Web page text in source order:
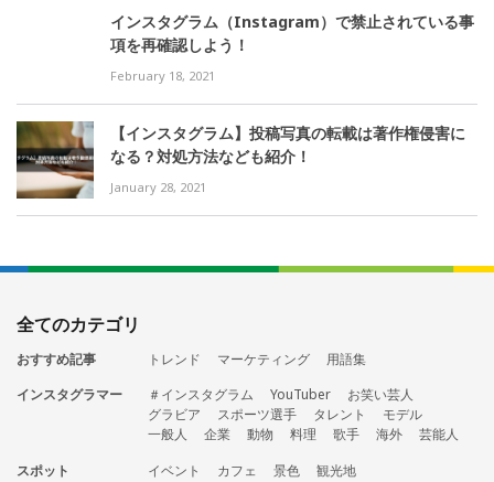
インスタグラム（Instagram）で禁止されている事
項を再確認しよう！
February 18, 2021
【インスタグラム】投稿写真の転載は著作権侵害に
なる？対処方法なども紹介！
January 28, 2021
全てのカテゴリ
おすすめ記事 トレンド マーケティング
用語集
インスタグラマー
＃インスタグラム YouTuber
お笑い芸人
グラビア
スポーツ選手 タレント
モデル
一般人
企業 動物 料理 歌手 海外
芸能人
スポット
イベント カフェ 景色
観光地